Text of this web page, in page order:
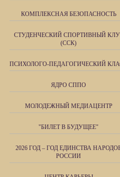
КОМПЛЕКСНАЯ БЕЗОПАСНОСТЬ
СТУДЕНЧЕСКИЙ СПОРТИВНЫЙ
(ССК)
ПСИХОЛОГО-ПЕДАГОГИЧЕСКИЙ
ЯДРО СППО
МОЛОДЕЖНЫЙ МЕДИАЦЕНТР
"БИЛЕТ В БУДУЩЕЕ"
2026 ГОД – ГОД ЕДИНСТВА
РОССИИ